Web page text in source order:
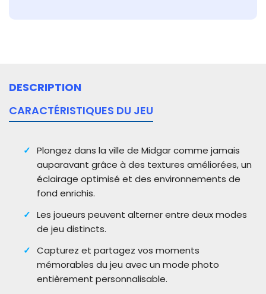
DESCRIPTION
CARACTÉRISTIQUES DU JEU
Plongez dans la ville de Midgar comme jamais
auparavant grâce à des textures améliorées, un
éclairage optimisé et des environnements de
fond enrichis.
Les joueurs peuvent alterner entre deux modes
de jeu distincts.
Capturez et partagez vos moments
mémorables du jeu avec un mode photo
entièrement personnalisable.